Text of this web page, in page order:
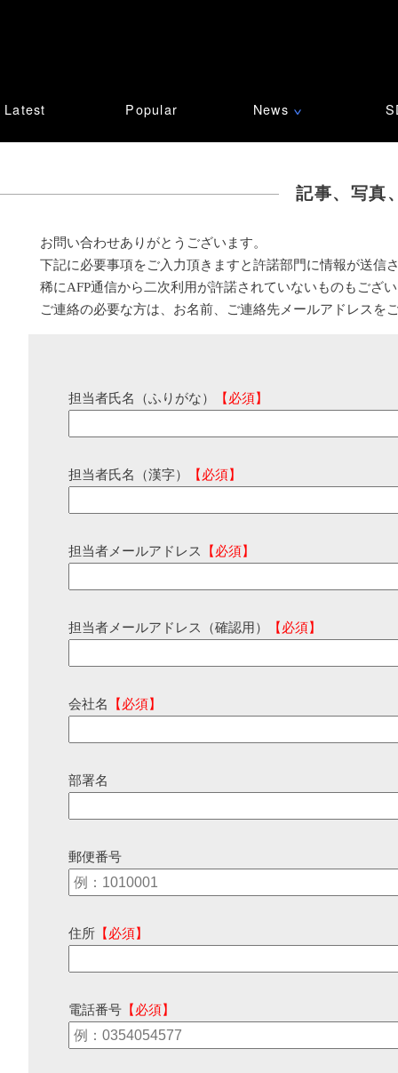
Latest Popular News ∨
記事、写真
お問い合わせありがとうございます。
下記に必要事項をご入力頂きますと許諾部門に情報が送信
稀にAFP通信から二次利用が許諾されていないものもござ
ご連絡の必要な方は、お名前、ご連絡先メールアドレスを
担当者氏名（ふりがな） 【必須】
担当者氏名（漢字） 【必須】
担当者メールアドレス 【必須】
担当者メールアドレス（確認用） 【必須】
会社名 【必須】
部署名
郵便番号
住所 【必須】
電話番号 【必須】